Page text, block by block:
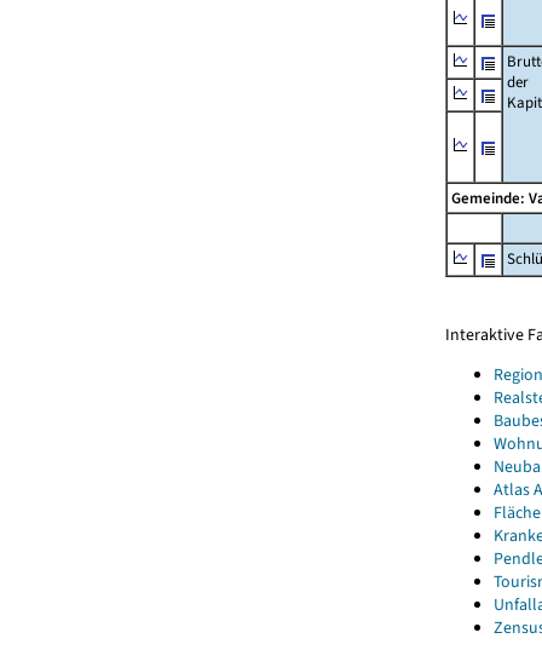
der
Gemeinde:
Interaktive
Atlas